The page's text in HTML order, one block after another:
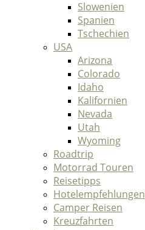
Slowenien
Spanien
Tschechien
USA
Arizona
Colorado
Idaho
Kalifornien
Nevada
Utah
Wyoming
Roadtrip
Motorrad Touren
Reisetipps
Hotelempfehlungen
Camper Reisen
Kreuzfahrten